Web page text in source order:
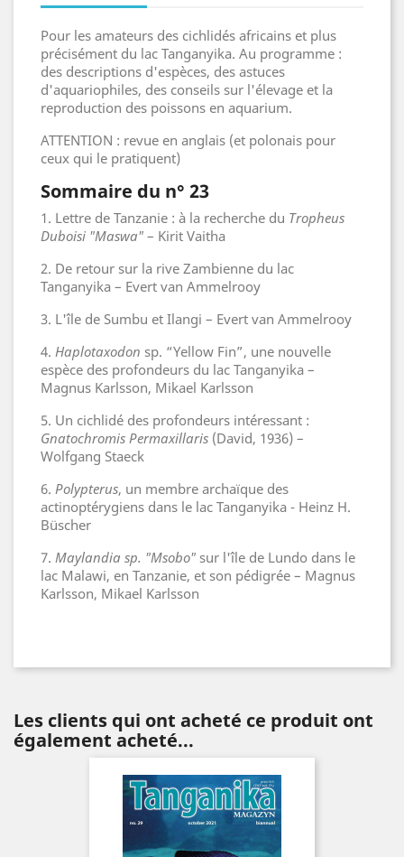
Pour les amateurs des cichlidés africains et plus
précisément du lac Tanganyika. Au programme :
des descriptions d'espèces, des astuces
d'aquariophiles, des conseils sur l'élevage et la
reproduction des poissons en aquarium.
ATTENTION : revue en anglais (et polonais pour
ceux qui le pratiquent)
Sommaire du n° 23
1. Lettre de Tanzanie : à la recherche du Tropheus
Duboisi "Maswa" – Kirit Vaitha
2. De retour sur la rive Zambienne du lac
Tanganyika – Evert van Ammelrooy
3. L'île de Sumbu et Ilangi – Evert van Ammelrooy
4. Haplotaxodon sp. “Yellow Fin”, une nouvelle
espèce des profondeurs du lac Tanganyika –
Magnus Karlsson, Mikael Karlsson
5. Un cichlidé des profondeurs intéressant :
Gnatochromis Permaxillaris (David, 1936) –
Wolfgang Staeck
6. Polypterus, un membre archaïque des
actinoptérygiens dans le lac Tanganyika - Heinz H.
Büscher
7. Maylandia sp. "Msobo" sur l'île de Lundo dans le
lac Malawi, en Tanzanie, et son pédigrée – Magnus
Karlsson, Mikael Karlsson
Les clients qui ont acheté ce produit ont
également acheté...